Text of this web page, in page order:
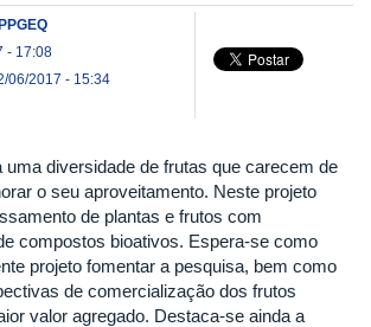
- 17:08
06/2017 - 15:34
uma diversidade de frutas que carecem de
o seu aproveitamento. Neste projeto
de plantas e frutos com
compostos bioativos. Espera-se como
projeto fomentar a pesquisa, bem como
de comercialização dos frutos
valor agregado. Destaca-se ainda a